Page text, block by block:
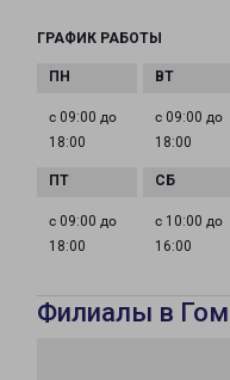
ГРАФИК РАБОТЫ
с 09:00 до
18:00
с 09:00 до
18:00
с 09:00 до
18:00
с 10:00 до
16:00
Филиалы в